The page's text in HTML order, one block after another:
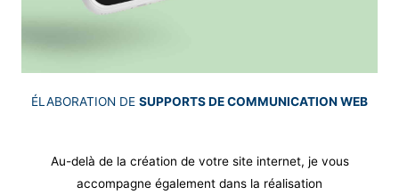
ÉLABORATION DE SUPPORTS DE COMMUNICATION WEB
Au-delà de la création de votre site internet, je vous
accompagne également dans la réalisation